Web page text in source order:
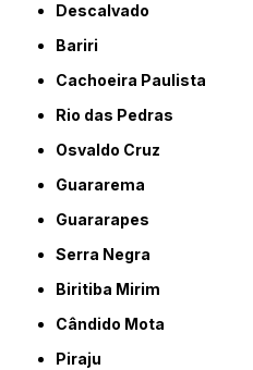
Descalvado
Bariri
Cachoeira Paulista
Rio das Pedras
Osvaldo Cruz
Guararema
Guararapes
Serra Negra
Biritiba Mirim
Cândido Mota
Piraju